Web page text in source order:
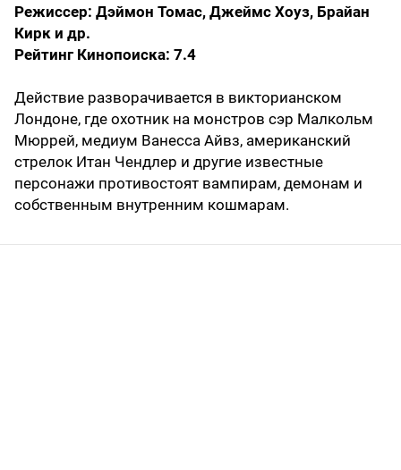
Режиссер: Дэймон Томас, Джеймс Хоуз, Брайан
Кирк и др.
Рейтинг Кинопоиска: 7.4
Действие разворачивается в викторианском
Лондоне, где охотник на монстров сэр Малкольм
Мюррей, медиум Ванесса Айвз, американский
стрелок Итан Чендлер и другие известные
персонажи противостоят вампирам, демонам и
собственным внутренним кошмарам.